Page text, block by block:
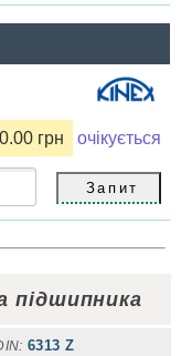
0.00 грн очікується
підшипника
6313 Z